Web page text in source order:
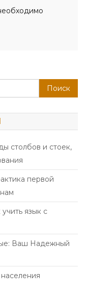
Поиск
столбов и стоек,
первой
язык с
Ваш Надежный